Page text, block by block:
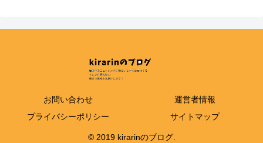
お問い合わせ
運営者情報
プライバシーポリシー
サイトマップ
© 2019 kirarinのブログ.